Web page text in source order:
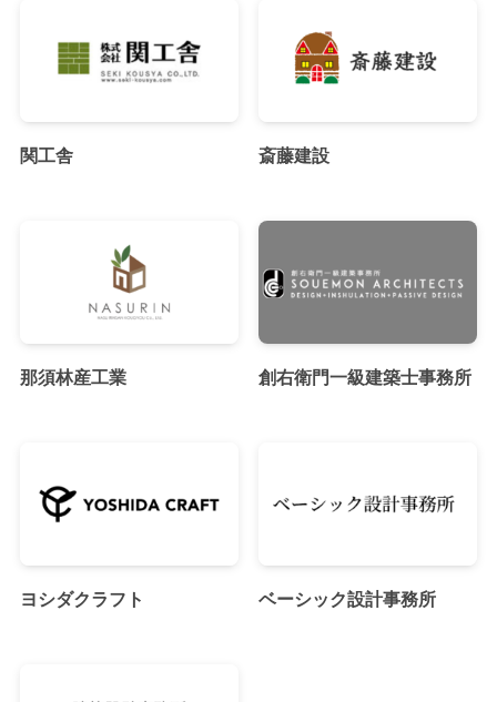
関工舎 斎藤建設
那須林産工業 創右衛門一級建築士事務所
ヨシダクラフト ベーシック設計事務所